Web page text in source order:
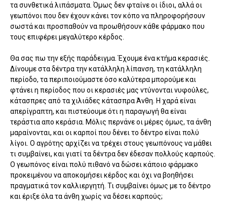
τα συνθετικά λιπάσματα. Όμως δεν φταίνε οι ίδιοι, αλλά οι
γεωπόνοι που δεν έχουν κάνει τον κόπο να πληροφορήσουν
σωστά και προσπαθούν να προωθήσουν κάθε φάρμακο που
τους επιφέρει μεγαλύτερο κέρδος.
Θα σας πω την εξής παράδειγμα. Έχουμε ένα κτήμα κερασιές.
Δίνουμε στα δέντρα την κατάλληλη λίπανση, τη κατάλληλη
περίοδο, τα περιποιούμαστε όσο καλύτερα μπορούμε και
φτάνει η περίοδος που οι κερασιές μας ντύνονται νυφούλες,
κάτασπρες από τα χιλιάδες κάτασπρα Άνθη. Η χαρά είναι
απερίγραπτη, και πιστεύουμε ότι η παραγωγή θα είναι
τεράστια απο κεράσια. Μόλις περνάνε οι μέρες όμως, τα άνθη
μαραίνονται, και οι καρποί που δένει το δέντρο είναι πολύ
λίγοι. Ο αγρότης αρχίζει να τρέχει στους γεωπόνους να μάθει
τι συμβαίνει, και γιατί τα δέντρα δεν έδεσαν πολλούς καρπούς.
Ο γεωπόνος είναι πολύ πιθανό να δώσει κάποιο φάρμακο
προκειμένου να αποκομήσει κέρδος και όχι να βοηθήσει
πραγματικά τον καλλιεργητή. Τι συμβαίνει όμως με το δέντρο
και έριξε όλα τα άνθη χωρίς να δέσει καρπούς;